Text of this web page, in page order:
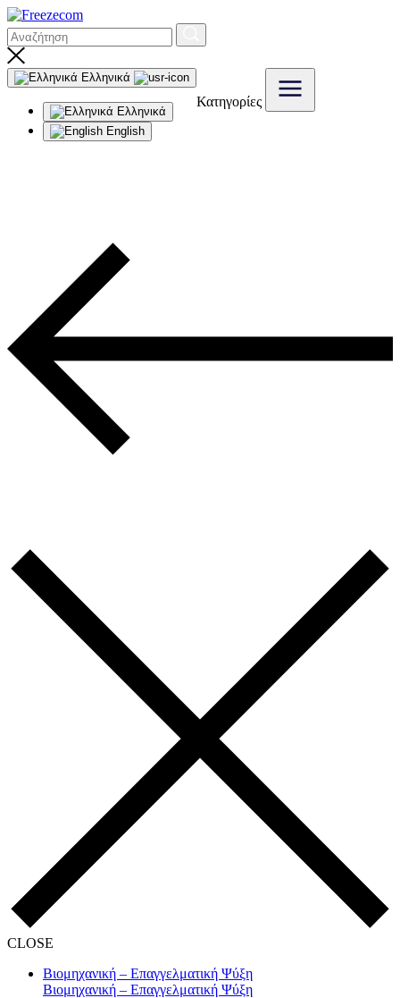
Ελληνικά
Ελληνικά
English
Κατηγορίες
CLOSE
Βιομηχανική – Επαγγελματική Ψύξη
Βιομηχανική – Επαγγελματική Ψύξη